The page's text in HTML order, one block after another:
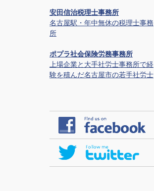
安田信治税理士事務所
名古屋駅・年中無休の税理士事務
所
ポプラ社会保険労務事務所
上場企業と大手社労士事務所で経
験を積んだ名古屋市の若手社労士